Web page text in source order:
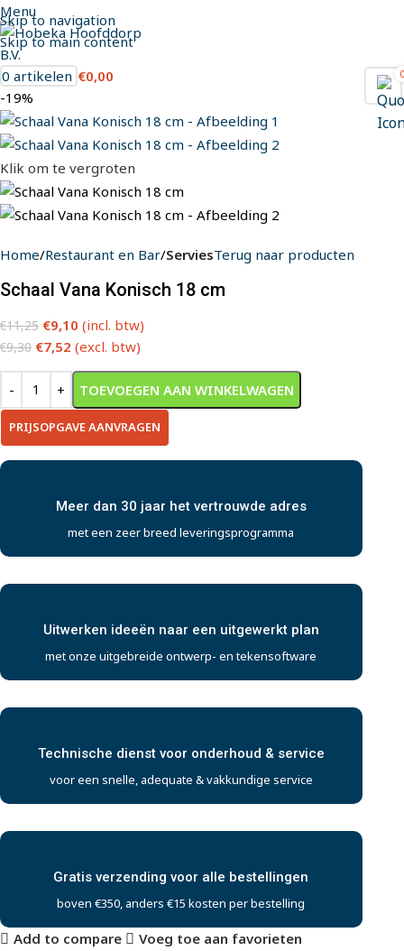
Skip to navigation
Skip to main content
Menu
0
0 artikelen €0,00
-19%
Klik om te vergroten
Home Restaurant en Bar ServiesTerug naar producten
Schaal Vana Konisch 18 cm
€11,25 €9,10 (incl. btw)
€9,30 €7,52 (excl. btw)
TOEVOEGEN AAN WINKELWAGEN
PRIJSOPGAVE AANVRAGEN
Meer dan 30 jaar het vertrouwde adres
met een zeer breed leveringsprogramma
Uitwerken ideeën naar een uitgewerkt plan
met onze uitgebreide ontwerp- en tekensoftware
Technische dienst voor onderhoud & service
voor een snelle, adequate & vakkundige service
Gratis verzending voor alle bestellingen
boven €350, anders €15 kosten per bestelling
Add to compare
Voeg toe aan favorieten